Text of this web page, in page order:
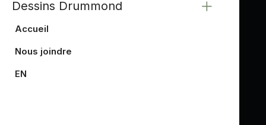
Dessins Drummond
Accueil
Nous joindre
EN